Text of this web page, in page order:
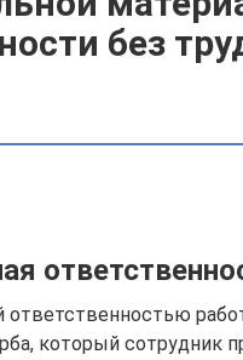
без
ответственностью
который сотрудник